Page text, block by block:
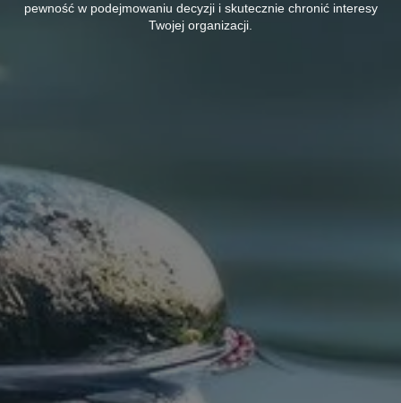
pewność w podejmowaniu decyzji i skutecznie chronić interesy
Twojej organizacji.